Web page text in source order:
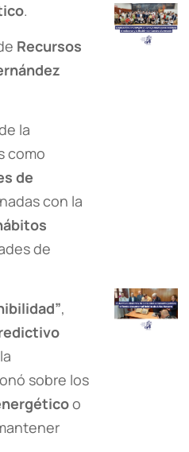
.
Recursos
la
como
de
con la
de
,
sobre los
o